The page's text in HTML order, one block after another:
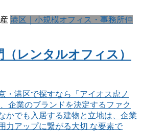
港区｜小規模オフィス・事務所仲
・港区で探すなら「アイオス虎ノ
企業のブランドを決定するファク
かでも入居する建物と立地は、企業
力アップに繋がる大切 な要素で